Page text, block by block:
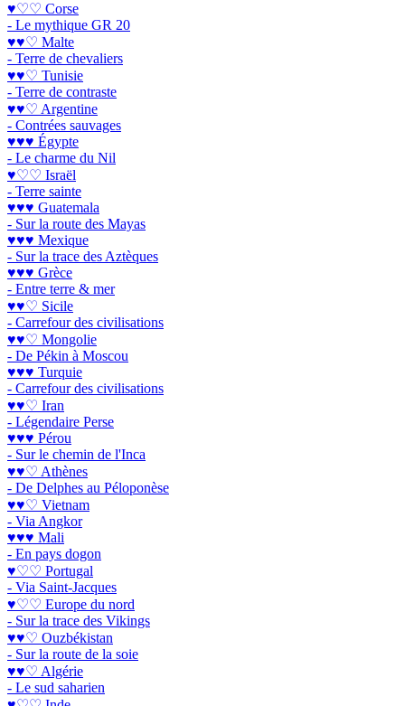
♥♡♡ Corse
- Le mythique GR 20
♥♥♡ Malte
- Terre de chevaliers
♥♥♡ Tunisie
- Terre de contraste
♥♥♡ Argentine
- Contrées sauvages
♥♥♥ Égypte
- Le charme du Nil
♥♡♡ Israël
- Terre sainte
♥♥♥ Guatemala
- Sur la route des Mayas
♥♥♥ Mexique
- Sur la trace des Aztèques
♥♥♥ Grèce
- Entre terre & mer
♥♥♡ Sicile
- Carrefour des civilisations
♥♥♡ Mongolie
- De Pékin à Moscou
♥♥♥ Turquie
- Carrefour des civilisations
♥♥♡ Iran
- Légendaire Perse
♥♥♥ Pérou
- Sur le chemin de l'Inca
♥♥♡ Athènes
- De Delphes au Péloponèse
♥♥♡ Vietnam
- Via Angkor
♥♥♥ Mali
- En pays dogon
♥♡♡ Portugal
- Via Saint-Jacques
♥♡♡ Europe du nord
- Sur la trace des Vikings
♥♥♡ Ouzbékistan
- Sur la route de la soie
♥♥♡ Algérie
- Le sud saharien